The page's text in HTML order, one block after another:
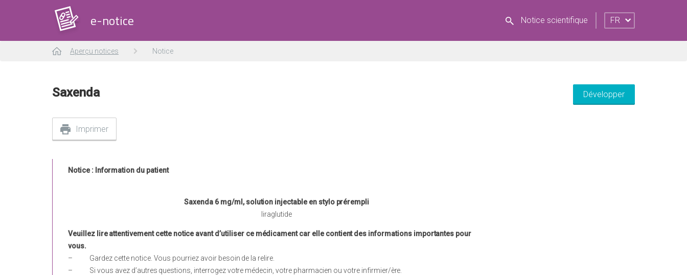
e-notice FR
Notice scientifique
Aperçu notices Notice
Saxenda Développer
Imprimer
Notice : Information du patient
Saxenda 6 mg/ml, solution injectable en stylo prérempli
liraglutide
Veuillez lire attentivement cette notice avant d’utiliser ce médicament car elle contient des informations importantes pour
vous.
–
Gardez cette notice. Vous pourriez avoir besoin de la relire.
–
Si vous avez d’autres questions, interrogez votre médecin, votre pharmacien ou votre infirmier/ère.